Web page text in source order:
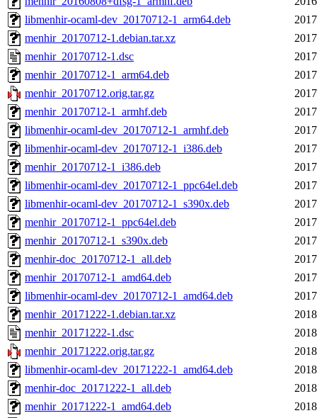
libmenhir-ocaml-dev_20170712-1_arm64.deb
menhir_20170712-1.debian.tar.xz
menhir_20170712-1.dsc
menhir_20170712-1_arm64.deb
menhir_20170712.orig.tar.gz
menhir_20170712-1_armhf.deb
libmenhir-ocaml-dev_20170712-1_armhf.deb
libmenhir-ocaml-dev_20170712-1_i386.deb
menhir_20170712-1_i386.deb
libmenhir-ocaml-dev_20170712-1_ppc64el.deb
libmenhir-ocaml-dev_20170712-1_s390x.deb
menhir_20170712-1_ppc64el.deb
menhir_20170712-1_s390x.deb
menhir-doc_20170712-1_all.deb
menhir_20170712-1_amd64.deb
libmenhir-ocaml-dev_20170712-1_amd64.deb
menhir_20171222-1.debian.tar.xz
menhir_20171222-1.dsc
menhir_20171222.orig.tar.gz
libmenhir-ocaml-dev_20171222-1_amd64.deb
menhir-doc_20171222-1_all.deb
menhir_20171222-1_amd64.deb